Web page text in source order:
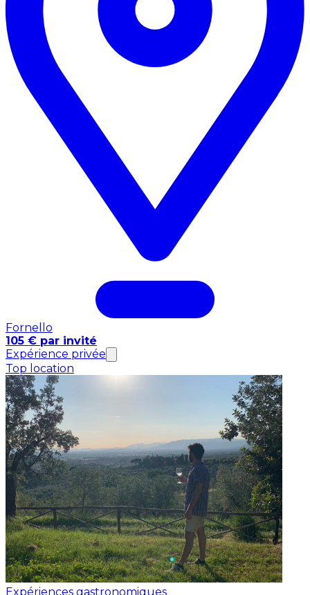
Fornello
105 € par invité
Expérience privée
Top location
Expériences gastronomiques